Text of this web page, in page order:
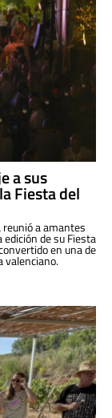
a sus
Fiesta del
reunió a amantes
de su Fiesta
en una de
valenciano.